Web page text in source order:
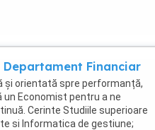
Departament Financiar
și orientată spre performanță,
Economist pentru a ne
Cerinte Studiile superioare
si Informatica de gestiune;